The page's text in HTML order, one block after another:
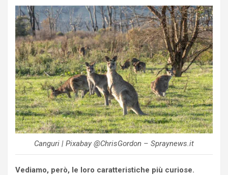
Canguri | Pixabay @ChrisGordon – Spraynews.it
Vediamo, però, le loro caratteristiche più curiose.